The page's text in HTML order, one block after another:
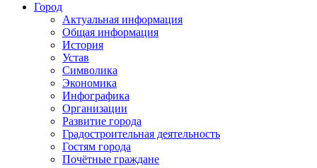
Город
Актуальная информация
Общая информация
История
Устав
Символика
Экономика
Инфографика
Организации
Развитие города
Градостроительная деятельность
Гостям города
Почётные граждане